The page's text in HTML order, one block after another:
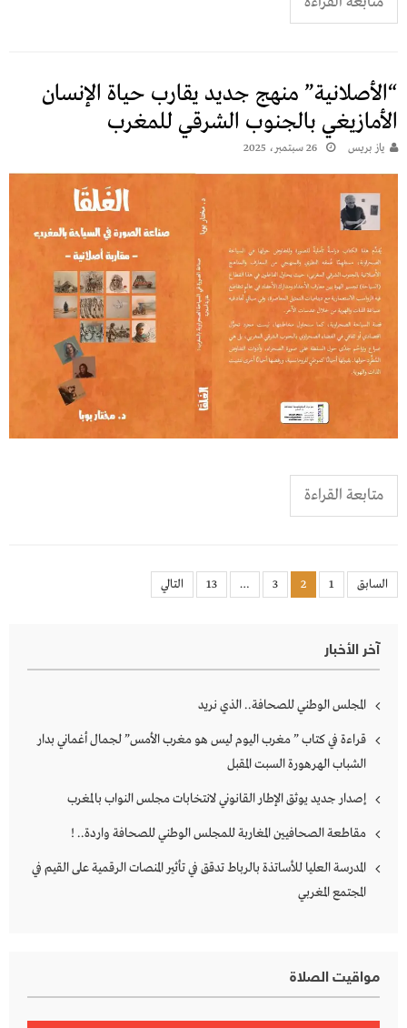
“الأصلانية” منهج جديد يقارب حياة الإنسان
الأمازيغي بالجنوب الشرقي للمغرب
يـاز بريـس 26 سبتمبر، 2025
متابعة القراءة
Posts
السابق 1
2
3
…
13 التالي
آخر الأخبار
المجلس الوطني للصحافة.. الذي نريد
قراءة في كتاب ” مغرب اليوم ليس هو مغرب الأمس” لجمال أغماني بدار
الشباب الهرهورة السبت المقبل
إصدار جديد يوثق الإطار القانوني لانتخابات مجلس النواب بالمغرب
مقاطعة الصحافيين المغاربة للمجلس الوطني للصحافة واردة.. !
المدرسة العليا للأساتذة بالرباط تدقق في تأثير المنصات الرقمية على القيم في
المجتمع المغربي
مواقيت الصلاة